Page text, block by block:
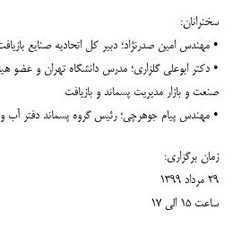
سخنرانان:
• مهندس امین صدرنژاد؛ دبیر کل اتحادیه صنایع
• دکتر ابوعلی گلزاری؛ مدرس دانشگاه تهران و عضو
صنعت و بازار مدیریت پسماند و بازیافت
• مهندس پیام جوهرچی؛ رئیس گروه پسماند دفتر
زمان برگزاری:
۲۹ مرداد ۱۳۹۹
ساعت ۱۵ الی ۱۷